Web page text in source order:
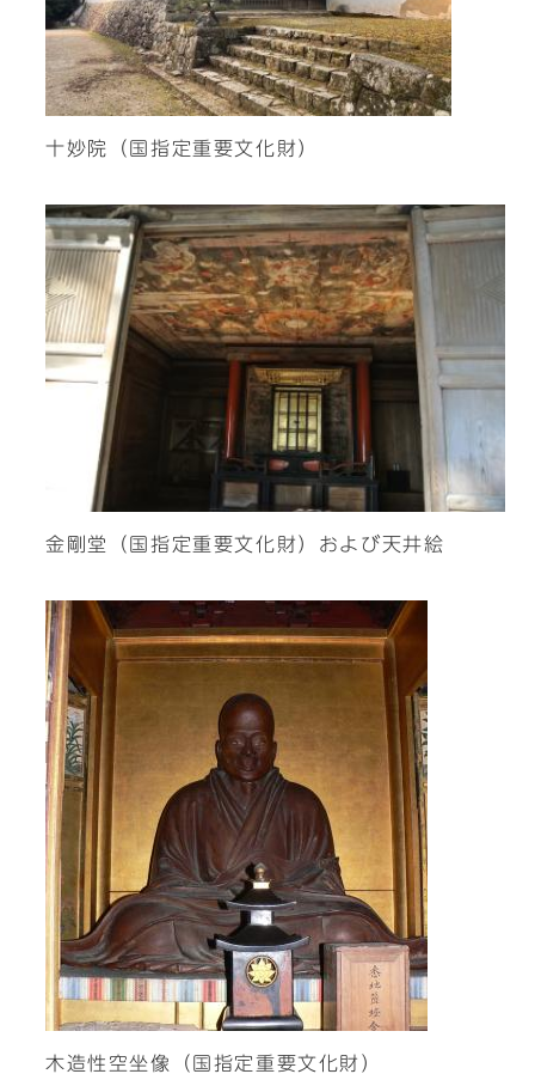
十妙院（国指定重要文化財）
金剛堂（国指定重要文化財）および天井絵
木造性空坐像（国指定重要文化財）